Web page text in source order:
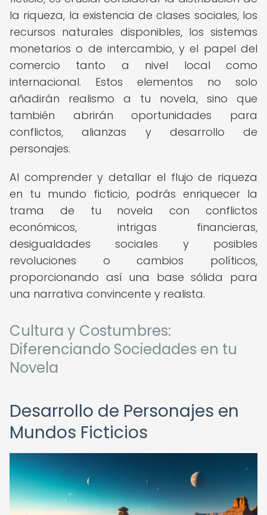
la riqueza, la existencia de clases sociales, los
recursos naturales disponibles, los sistemas
monetarios o de intercambio, y el papel del
comercio tanto a nivel local como
internacional. Estos elementos no solo
añadirán realismo a tu novela, sino que
también abrirán oportunidades para
conflictos, alianzas y desarrollo de
personajes.
Al comprender y detallar el flujo de riqueza
en tu mundo ficticio, podrás enriquecer la
trama de tu novela con conflictos
económicos, intrigas financieras,
desigualdades sociales y posibles
revoluciones o cambios políticos,
proporcionando así una base sólida para
una narrativa convincente y realista.
Cultura y Costumbres:
Diferenciando Sociedades en tu
Novela
Desarrollo de Personajes en
Mundos Ficticios